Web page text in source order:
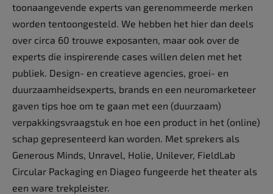
toonaangevende experts van gerenommeerde merken
worden tentoongesteld. We hebben het hier dan deels
over circa 60 trouwe exposanten, maar ook over de
experts die inspirerende cases willen delen met het
publiek. Design- en creatieve agencies, groei- en
duurzaamheidsexperts, brands en een neuromarketeer
gaven tips hoe om te gaan met een (duurzaam)
verpakkingsvraagstuk en hoe een product in het (online)
schap gepresenteerd kan worden. Met sprekers als
Generous Minds, Unravel, Holie, Unilever, FieldLab
Circular Packaging en Diageo fungeerde het theater als
een ware trekpleister.